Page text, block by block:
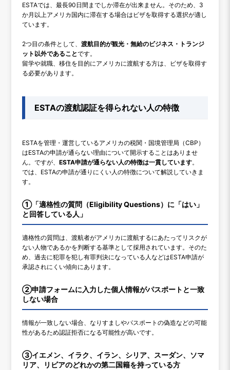
ESTAでは、最長90日間までしか滞在が出来ません。そのため、3
か月以上アメリカ国内に滞在する場合はビザを取得する選択が適し
ています。
2つ目の条件として、 渡航目的が観光・無給のビジネス・トランジ
ット以外であることです。
留学や就職、移住を目的にアメリカに渡航する方は、ビザを取得す
る必要があります。
ESTAの渡航認証を得られない人の特徴
ESTAを管理・運営しているアメリカの税関・国境管理局（CBP）
はESTAの申請が通らない理由について開示することはありませ
ん。ですが、 ESTA申請が通らない人の特徴は一貫しています。
では、ESTAの申請が通りにくい人の特徴について解説していきま
す。
①「適格性の質問（Eligibility Questions）に「はい」
と回答している人」
適格性の質問は、渡航者がアメリカに渡航するにあたってリスクが
ない人物であるかを判断する基準として採用されています。そのた
め、過去に犯罪を犯し有罪判決になっている人などはESTA申請が
承認されにくい傾向にあります。
②申請フォームに入力した個人情報がパスポートと一致
しない場合
情報が一致しない場合、なりすましやパスポートの偽造などの可能
性があるため認証拒否になる可能性が高いです。
③イエメン、イラク、イラン、シリア、スーダン、ソマ
リア、リビアのどれかの第二国籍を持っている方